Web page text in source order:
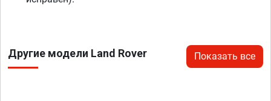
Другие модели Land Rover Показать все